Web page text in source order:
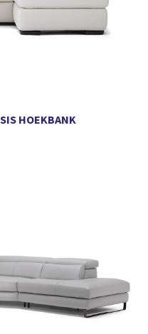
HOEKBANK